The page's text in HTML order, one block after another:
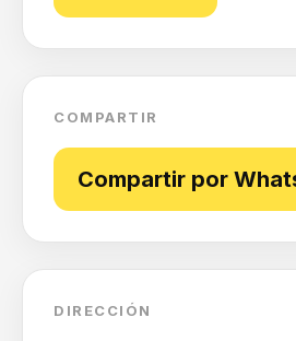
COMPARTIR
Compartir por
DIRECCIÓN